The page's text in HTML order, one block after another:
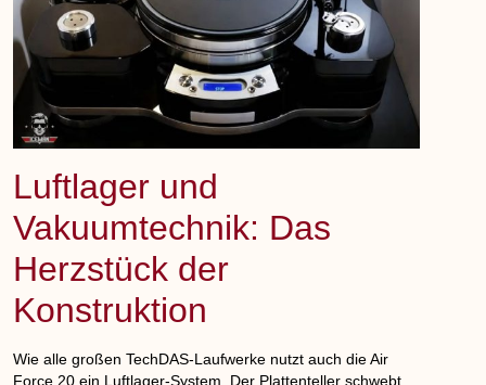
Luftlager und
Vakuumtechnik: Das
Herzstück der
Konstruktion
Wie alle großen TechDAS-Laufwerke nutzt auch die Air
Force 20 ein Luftlager-System. Der Plattenteller schwebt